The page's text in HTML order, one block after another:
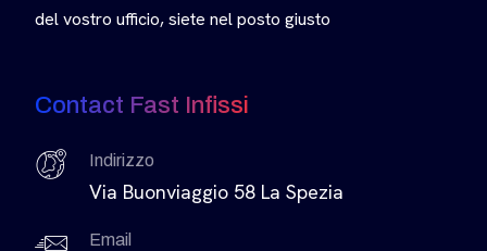
del vostro ufficio, siete nel posto giusto
Contact Fast Infissi
Indirizzo
Via Buonviaggio 58 La Spezia
Email